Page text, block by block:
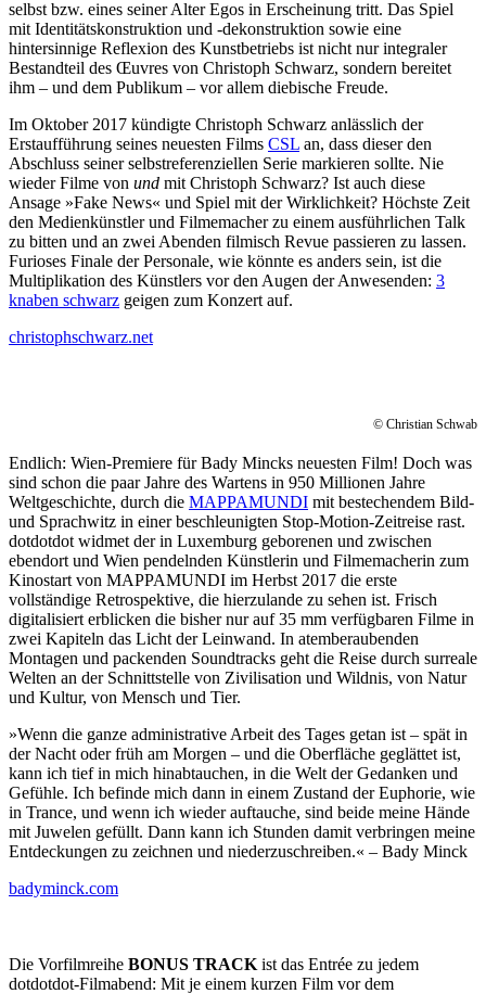
selbst bzw. eines seiner Alter Egos in Erscheinung tritt. Das Spiel
mit Identitätskonstruktion und -dekonstruktion sowie eine
hintersinnige Reflexion des Kunstbetriebs ist nicht nur integraler
Bestandteil des Œuvres von Christoph Schwarz, sondern bereitet
ihm – und dem Publikum – vor allem diebische Freude.
Im Oktober 2017 kündigte Christoph Schwarz anlässlich der
Erstaufführung seines neuesten Films CSL an, dass dieser den
Abschluss seiner selbstreferenziellen Serie markieren sollte. Nie
wieder Filme von und mit Christoph Schwarz? Ist auch diese
Ansage »Fake News« und Spiel mit der Wirklichkeit? Höchste Zeit
den Medienkünstler und Filmemacher zu einem ausführlichen Talk
zu bitten und an zwei Abenden filmisch Revue passieren zu lassen.
Furioses Finale der Personale, wie könnte es anders sein, ist die
Multiplikation des Künstlers vor den Augen der Anwesenden: 3
knaben schwarz geigen zum Konzert auf.
christophschwarz.net
© Christian Schwab
Endlich: Wien-Premiere für Bady Mincks neuesten Film! Doch was
sind schon die paar Jahre des Wartens in 950 Millionen Jahre
Weltgeschichte, durch die MAPPAMUNDI mit bestechendem Bild-
und Sprachwitz in einer beschleunigten Stop-Motion-Zeitreise rast.
dotdotdot widmet der in Luxemburg geborenen und zwischen
ebendort und Wien pendelnden Künstlerin und Filmemacherin zum
Kinostart von MAPPAMUNDI im Herbst 2017 die erste
vollständige Retrospektive, die hierzulande zu sehen ist. Frisch
digitalisiert erblicken die bisher nur auf 35 mm verfügbaren Filme in
zwei Kapiteln das Licht der Leinwand. In atemberaubenden
Montagen und packenden Soundtracks geht die Reise durch surreale
Welten an der Schnittstelle von Zivilisation und Wildnis, von Natur
und Kultur, von Mensch und Tier.
»Wenn die ganze administrative Arbeit des Tages getan ist – spät in
der Nacht oder früh am Morgen – und die Oberfläche geglättet ist,
kann ich tief in mich hinabtauchen, in die Welt der Gedanken und
Gefühle. Ich befinde mich dann in einem Zustand der Euphorie, wie
in Trance, und wenn ich wieder auftauche, sind beide meine Hände
mit Juwelen gefüllt. Dann kann ich Stunden damit verbringen meine
Entdeckungen zu zeichnen und niederzuschreiben.« – Bady Minck
badyminck.com
Die Vorfilmreihe BONUS TRACK ist das Entrée zu jedem
dotdotdot-Filmabend: Mit je einem kurzen Film vor dem